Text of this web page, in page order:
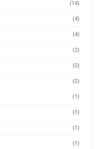
(14)
(4)
(4)
(2)
(2)
(2)
(1)
(1)
(1)
(1)